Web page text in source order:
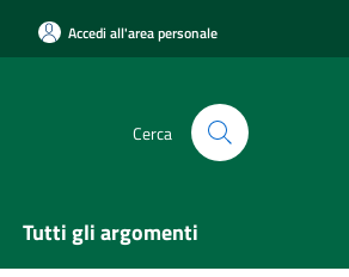
Accedi all'area personale
Cerca
Tutti gli argomenti